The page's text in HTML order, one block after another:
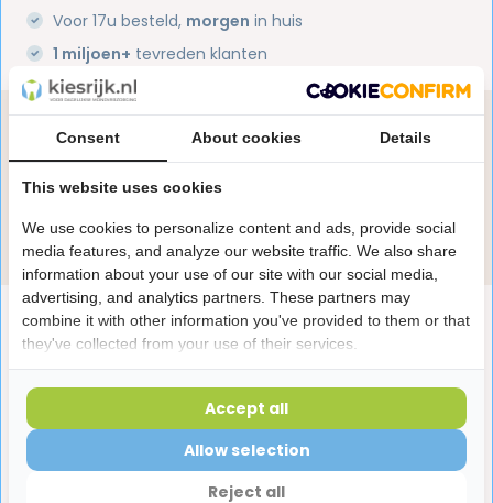
Voor 17u besteld, morgen in huis
1 miljoen+ tevreden klanten
Productomschrijving
Reviews
Heb je een vraag over dit product?
Onze specialisten helpen je graag! Spreek ons aan
in de chat of stuur een e-mail.
Stuur e-mail
Laatst bekeken producten
Consent About cookies Details
This website uses cookies
We use cookies to personalize content and ads, provide social
media features, and analyze our website traffic. We also share
information about your use of our site with our social media,
advertising, and analytics partners. These partners may
combine it with other information you've provided to them or that
they've collected from your use of their services.
Reject all
Allow selection
Accept all